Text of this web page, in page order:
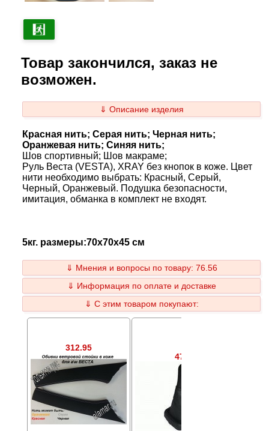
Товар закончился, заказ не
возможен.
⇓ Описание изделия
Красная нить; Серая нить; Черная нить;
Оранжевая нить; Синяя нить;
Шов спортивный; Шов макраме;
Руль Веста (VESTA), XRAY без кнопок в коже. Цвет
нити необходимо выбрать: Красный, Серый,
Черный, Оранжевый. Подушка безопасности,
имитация, обманка в комплект не входят.
5кг. размеры:70x70x45 см
⇓ Мнения и вопросы по товару: 76.56
⇓ Информация по оплате и доставке
⇓ С этим товаром покупают:
312.95
47.5